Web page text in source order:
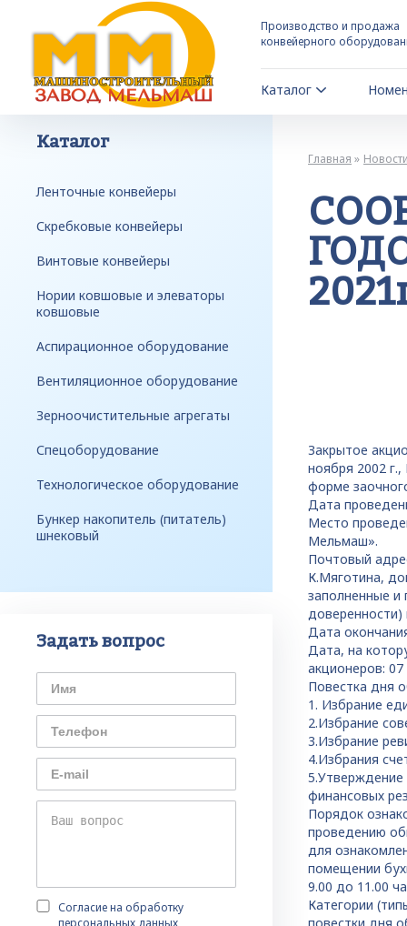
Производство и продажа
конвейерного
Каталог
Каталог
Ленточные конвейеры
Скребковые конвейеры
Винтовые конвейеры
Нории ковшовые и элеваторы
ковшовые
Аспирационное оборудование
Вентиляционное оборудование
Зерноочистительные агрегаты
Спецоборудование
Технологическое оборудование
Бункер накопитель (питатель)
шнековый
Задать вопрос
Согласие на обработку
персональных данных
Главная
Закрытое
ноября 2002
форме
Дата
Место
Мельмаш».
Почтовый
К.Мяготина,
заполненные и
Дата
Дата, на
акционеров:
Повестка дня
1. Избрание
2.Избрание
3.Избрание
4.Избрания
5.Утверждение
финансовых
Порядок
проведению
для
помещении
9.00 до 11.00
Категории